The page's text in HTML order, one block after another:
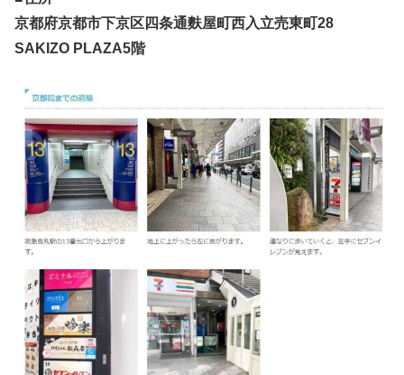
京都府京都市下京区四条通麩屋町西入立売東町28
SAKIZO PLAZA5階